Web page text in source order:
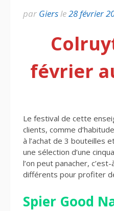
par Giersle28 février
février
Le festival de cette
clients, comme
à l’achat de 3 bouteilles
une sélection d’une
l’on peut panacher,
différents pour profiter
Spier Good